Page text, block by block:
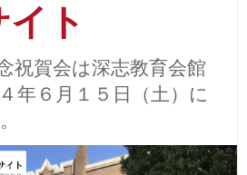
ト
祝賀会は深志教育会館
年６月１５日（土）に